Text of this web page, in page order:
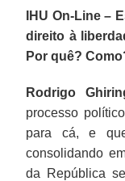
IHU On-Line –
direito à
Por quê?
Rodrigo
processo
para cá, e
consolidando
da República